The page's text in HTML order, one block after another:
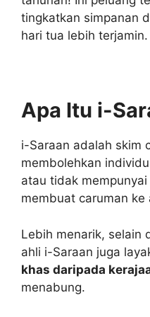
tingkatkan simpanan
hari tua lebih terjamin.
Apa Itu i-
i-Saraan adalah skim
membolehkan
atau tidak
membuat caruman ke
Lebih menarik, selain
ahli i-Saraan juga
khas daripada
menabung.